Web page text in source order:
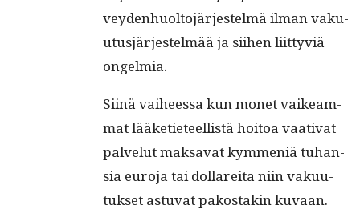
vey­den­huolto­jär­jestelmä ilman vaku­
u­tusjär­jestelmää ja siihen liit­tyviä
ongelmia.
Siinä vai­heessa kun mon­et vaikeam­
mat lääketi­eteel­listä hoitoa vaa­ti­vat
palve­lut mak­sa­vat kym­meniä tuhan­
sia euro­ja tai dol­lare­i­ta niin vaku­u­
tuk­set astu­vat pakostakin kuvaan.